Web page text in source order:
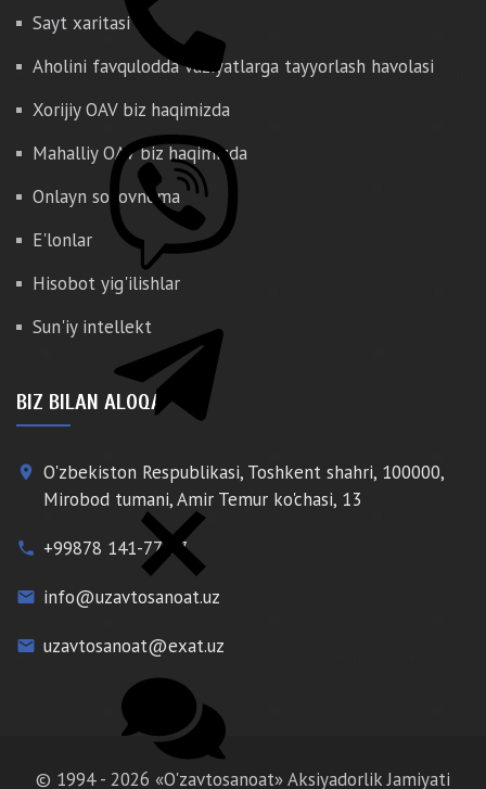
Sayt xaritasi
Aholini favqulodda vaziyatlarga tayyorlash havolasi
Xorijiy OAV biz haqimizda
Mahalliy OAV biz haqimizda
Onlayn so'rovnoma
E'lonlar
Hisobot yig'ilishlar
Sun'iy intellekt
BIZ BILAN ALOQA
place O'zbekiston Respublikasi, Toshkent shahri, 100000,
Mirobod tumani, Amir Temur ko'chasi, 13
phone +99878 141-77-77
email info@uzavtosanoat.uz
email uzavtosanoat@exat.uz
© 1994 - 2026 «O'zavtosanoat» Aksiyadorlik Jamiyati